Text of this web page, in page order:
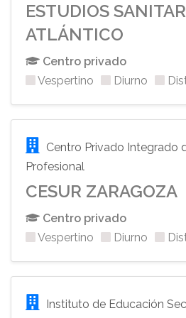
ESTUDIOS
ATLÁNTICO
Centro privado
Vespertino
Diurno
Centro Privado Integrado
Profesional
CESUR ZARAGOZA
Centro privado
Vespertino
Diurno
Instituto de Educación